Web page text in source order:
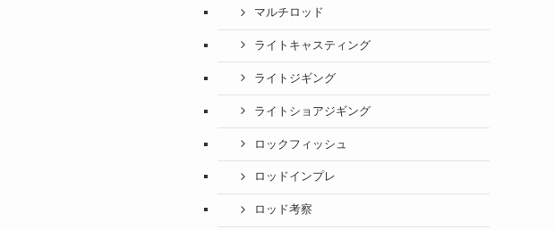
マルチロッド
ライトキャスティング
ライトジギング
ライトショアジギング
ロックフィッシュ
ロッドインプレ
ロッド考察